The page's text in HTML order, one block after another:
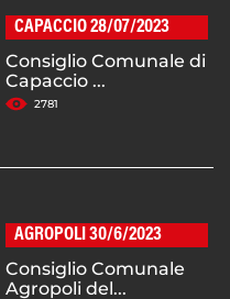
CAPACCIO 28/07/2023
Consiglio Comunale di
Capaccio ...
2781
AGROPOLI 30/6/2023
Consiglio Comunale
Agropoli del...